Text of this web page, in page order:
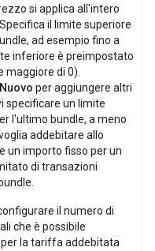
si applica all'intero
il limite superiore
ad esempio fino a
inferiore è preimpostato
maggiore di 0).
per aggiungere altri
specificare un limite
l'ultimo bundle, a meno
addebitare allo
un importo fisso per un
di transazioni
il numero di
che è possibile
la tariffa addebitata